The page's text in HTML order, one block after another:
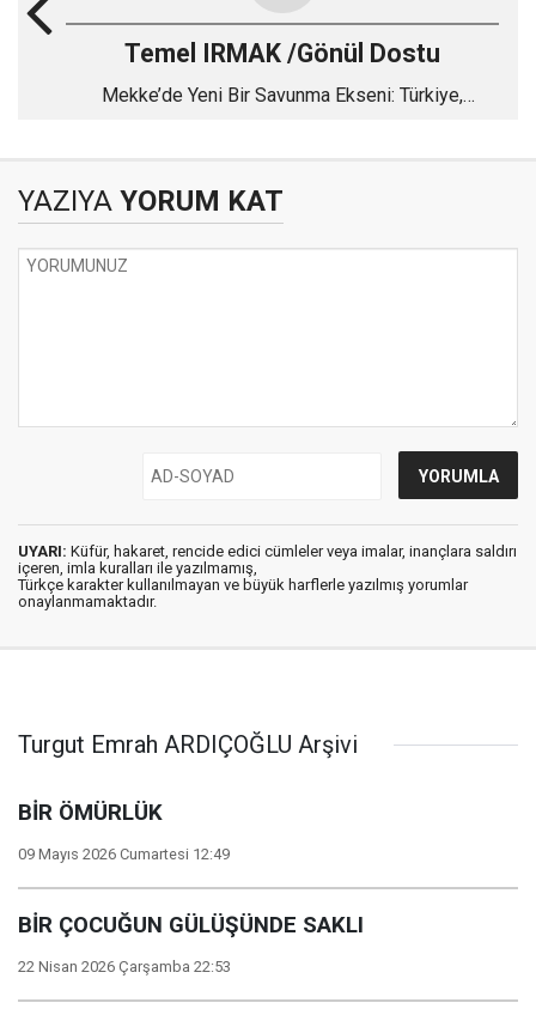
Temel IRMAK /Gönül Dostu
Mekke’de Yeni Bir Savunma Ekseni: Türkiye,
YAZIYA YORUM KAT
UYARI: Küfür, hakaret, rencide edici cümleler veya imalar, inançlara saldırı
içeren, imla kuralları ile yazılmamış,
Türkçe karakter kullanılmayan ve büyük harflerle yazılmış yorumlar
onaylanmamaktadır.
Turgut Emrah ARDIÇOĞLU Arşivi
BİR ÖMÜRLÜK
09 Mayıs 2026 Cumartesi 12:49
BİR ÇOCUĞUN GÜLÜŞÜNDE SAKLI
22 Nisan 2026 Çarşamba 22:53